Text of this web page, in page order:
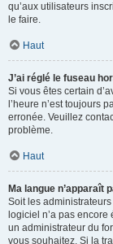
qu’aux utilisateurs
le faire.
Haut
J’ai réglé le fuseau
Si vous êtes certain
l’heure n’est toujours
erronée. Veuillez
problème.
Haut
Ma langue n’apparaît
Soit les
logiciel n’a pas
un administrateur du
vous souhaitez. Si la